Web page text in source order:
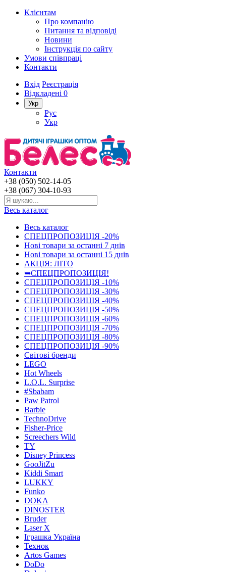
Клієнтам
Про компанію
Питання та відповіді
Новини
Інструкція по сайту
Умови співпраці
Контакти
Вхід Реєстрація
Відкладені 0
Укр
Рус
Укр
Контакти
+38 (050) 502-14-05
+38 (067) 304-10-93
Весь каталог
Весь каталог
СПЕЦПРОПОЗИЦІЯ -20%
Нові товари за останнi 7 днiв
Нові товари за останнi 15 днiв
АКЦІЯ: ЛІТО
➥СПЕЦПРОПОЗИЦІЯ!
СПЕЦПРОПОЗИЦІЯ -10%
СПЕЦПРОПОЗИЦІЯ -30%
СПЕЦПРОПОЗИЦІЯ -40%
СПЕЦПРОПОЗИЦІЯ -50%
СПЕЦПРОПОЗИЦІЯ -60%
СПЕЦПРОПОЗИЦІЯ -70%
СПЕЦПРОПОЗИЦІЯ -80%
СПЕЦПРОПОЗИЦІЯ -90%
Світові бренди
LEGO
Hot Wheels
L.O.L. Surprise
#Sbabam
Paw Patrol
Barbie
TechnoDrive
Fisher-Price
Screechers Wild
TY
Disney Princess
GooJitZu
Kiddi Smart
LUKKY
Funko
DOKA
DINOSTER
Bruder
Laser X
Іграшка Україна
Технок
Artos Games
DoDo